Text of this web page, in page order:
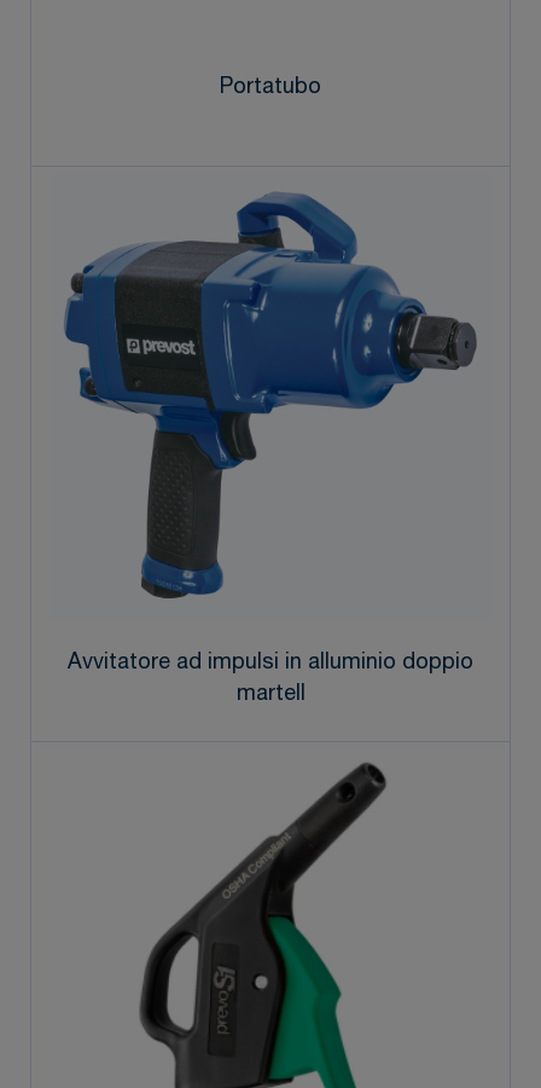
Portatubo
Avvitatore ad impulsi in alluminio doppio
martell